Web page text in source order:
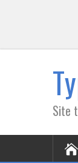
Site